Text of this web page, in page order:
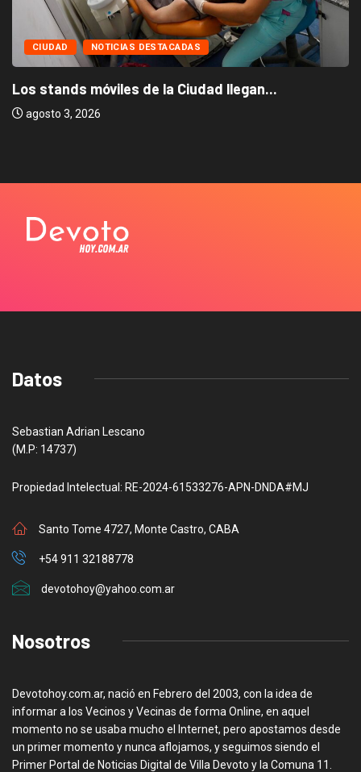
CIUDAD NOTICIAS DESTACADAS
Los stands móviles de la Ciudad llegan...
agosto 3, 2026
Datos
Sebastian Adrian Lescano
(M.P: 14737)
Propiedad Intelectual: RE-2024-61533276-APN-DNDA#MJ
Santo Tome 4727, Monte Castro, CABA
+54 911 32188778
devotohoy@yahoo.com.ar
Nosotros
Devotohoy.com.ar, nació en Febrero del 2003, con la idea de
informar a los Vecinos y Vecinas de forma Online, en aquel
momento no se usaba mucho el Internet, pero apostamos desde
un primer momento y nunca aflojamos, y seguimos siendo el
Primer Portal de Noticias Digital de Villa Devoto y la Comuna 11.